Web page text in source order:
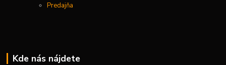
Predajňa
Kde nás nájdete